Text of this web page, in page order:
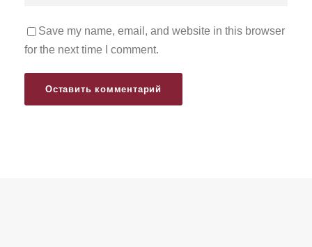
Save my name, email, and website in this browser
for the next time I comment.